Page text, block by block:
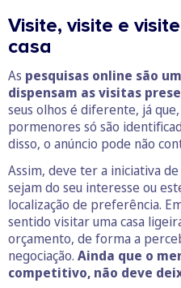
Visite, visite e
casa
As pesquisas online são
dispensam as visitas
seus olhos é diferente, já
pormenores só são
disso, o anúncio pode não
Assim, deve ter a iniciativa
sejam do seu interesse ou
localização de preferência.
sentido visitar uma casa
orçamento, de forma a
negociação. Ainda que o
competitivo, não deve